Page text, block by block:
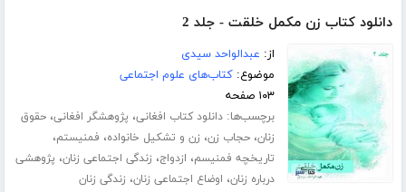
دانلود کتاب زن مکمل خلقت - جلد 2
از: عبدالواحد سیدی
موضوع:کتاب‌های علوم اجتماعی
۱۰۳ صفحه
برچسب‌ها:دانلود کتاب افغانی، پژوهشگر افغانی،حقوق
زنان،حجاب زن، زن و تشکیل خانواده، فمنیستم،
تاریخچه فمنیسم، ازدواج، زندگی اجتماعی زنان، پژوهشی
درباره زنان، اوضاع اجتماعی زنان، زندگی زنان